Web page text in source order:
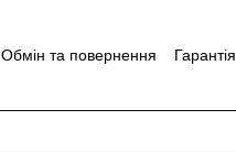
Обмін та повернення Гарантія